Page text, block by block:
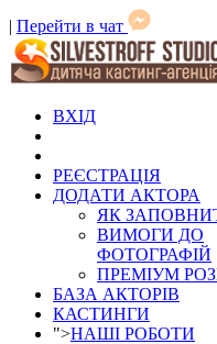
| Перейти в чат
ВХІД
РЕЄСТРАЦІЯ
ДОДАТИ АКТОРА
ЯК
ВИМОГИ ДО
ФОТОГРАФІЙ
ПРЕМІУМ
БАЗА АКТОРІВ
КАСТИНГИ
">НАШІ РОБОТИ